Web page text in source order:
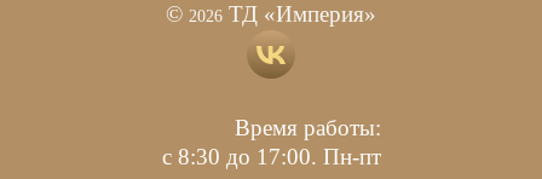
© 2026 ТД «Империя»
Время работы:
с 8:30 до 17:00. Пн-пт